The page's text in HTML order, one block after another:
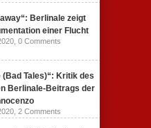
Berlinale zeigt
einer Flucht
0 Comments
(Bad Tales)“: Kritik des
Berlinale-Beitrags der
2 Comments